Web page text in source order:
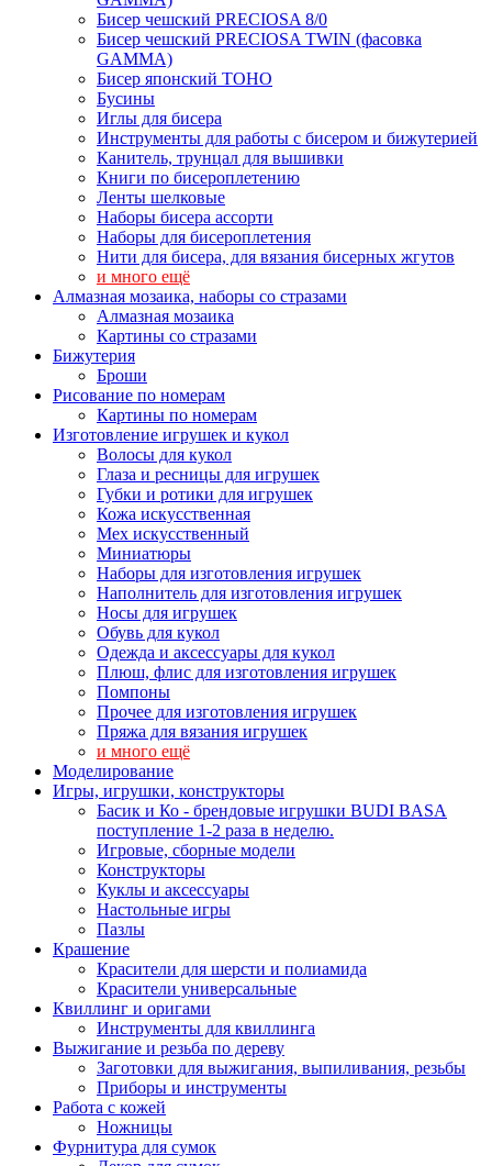
Бисер чешский PRECIOSA 8/0
Бисер чешский PRECIOSA TWIN (фасовка
GAMMA)
Бисер японский TOHO
Бусины
Иглы для бисера
Инструменты для работы с бисером и бижутерией
Канитель, трунцал для вышивки
Книги по бисероплетению
Ленты шелковые
Наборы бисера ассорти
Наборы для бисероплетения
Нити для бисера, для вязания бисерных жгутов
и много ещё
Алмазная мозаика, наборы со стразами
Алмазная мозаика
Картины co стразами
Бижутерия
Броши
Рисование по номерам
Картины по номерам
Изготовление игрушек и кукол
Волосы для кукол
Глаза и ресницы для игрушек
Губки и ротики для игрушек
Кожа искусственная
Мех искусственный
Миниатюры
Наборы для изготовления игрушек
Наполнитель для изготовления игрушек
Носы для игрушек
Обувь для кукол
Одежда и аксессуары для кукол
Плюш, флис для изготовления игрушек
Помпоны
Прочее для изготовления игрушек
Пряжа для вязания игрушек
и много ещё
Моделирование
Игры, игрушки, конструкторы
Басик и Ко - брендовые игрушки BUDI BASA
поступление 1-2 раза в неделю.
Игровые, сборные модели
Конструкторы
Куклы и аксессуары
Настольные игры
Пазлы
Крашение
Красители для шерсти и полиамида
Красители универсальные
Квиллинг и оригами
Инструменты для квиллинга
Выжигание и резьба по дереву
Заготовки для выжигания, выпиливания, резьбы
Приборы и инструменты
Работа с кожей
Ножницы
Фурнитура для сумок